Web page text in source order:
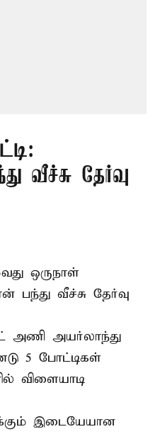
வீச்சு தேர்வு
ஒருநாள்
பந்து வீச்சு தேர்வு
அணி அயர்லாந்து
5 போட்டிகள்
விளையாடி
இடையேயான